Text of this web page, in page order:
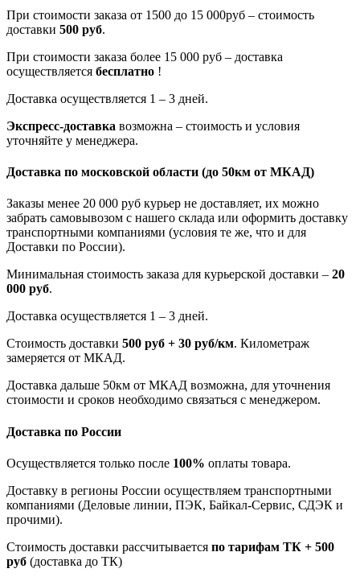
При стоимости заказа от 1500 до 15 000руб – стоимость
доставки 500 руб.
При стоимости заказа более 15 000 руб – доставка
осуществляется бесплатно !
Доставка осуществляется 1 – 3 дней.
Экспресс-доставка возможна – стоимость и условия
уточняйте у менеджера.
Доставка по московской области (до 50км от МКАД)
Заказы менее 20 000 руб курьер не доставляет, их можно
забрать самовывозом с нашего склада или оформить доставку
транспортными компаниями (условия те же, что и для
Доставки по России).
Минимальная стоимость заказа для курьерской доставки – 20
000 руб.
Доставка осуществляется 1 – 3 дней.
Стоимость доставки 500 руб + 30 руб/км. Километраж
замеряется от МКАД.
Доставка дальше 50км от МКАД возможна, для уточнения
стоимости и сроков необходимо связаться с менеджером.
Доставка по России
Осуществляется только после 100% оплаты товара.
Доставку в регионы России осуществляем транспортными
компаниями (Деловые линии, ПЭК, Байкал-Сервис, СДЭК и
прочими).
Стоимость доставки рассчитывается по тарифам ТК + 500
руб (доставка до ТК)